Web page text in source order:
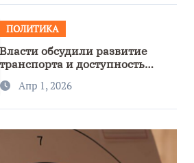
ПОЛИТИКА
Власти обсудили развитие
транспорта и доступность
региона
Апр 1, 2026